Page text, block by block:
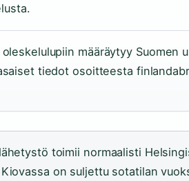
määräytyy Suomen
tiedot osoitteesta
toimii normaalisti
on suljettu sotatilan